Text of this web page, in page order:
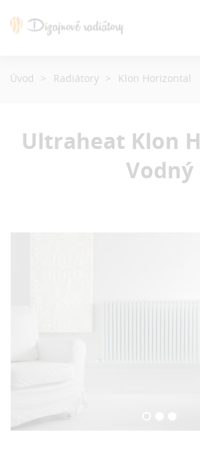
Ultraheat Klon
Vodný
Úvod Radiátory Klon Horizontal